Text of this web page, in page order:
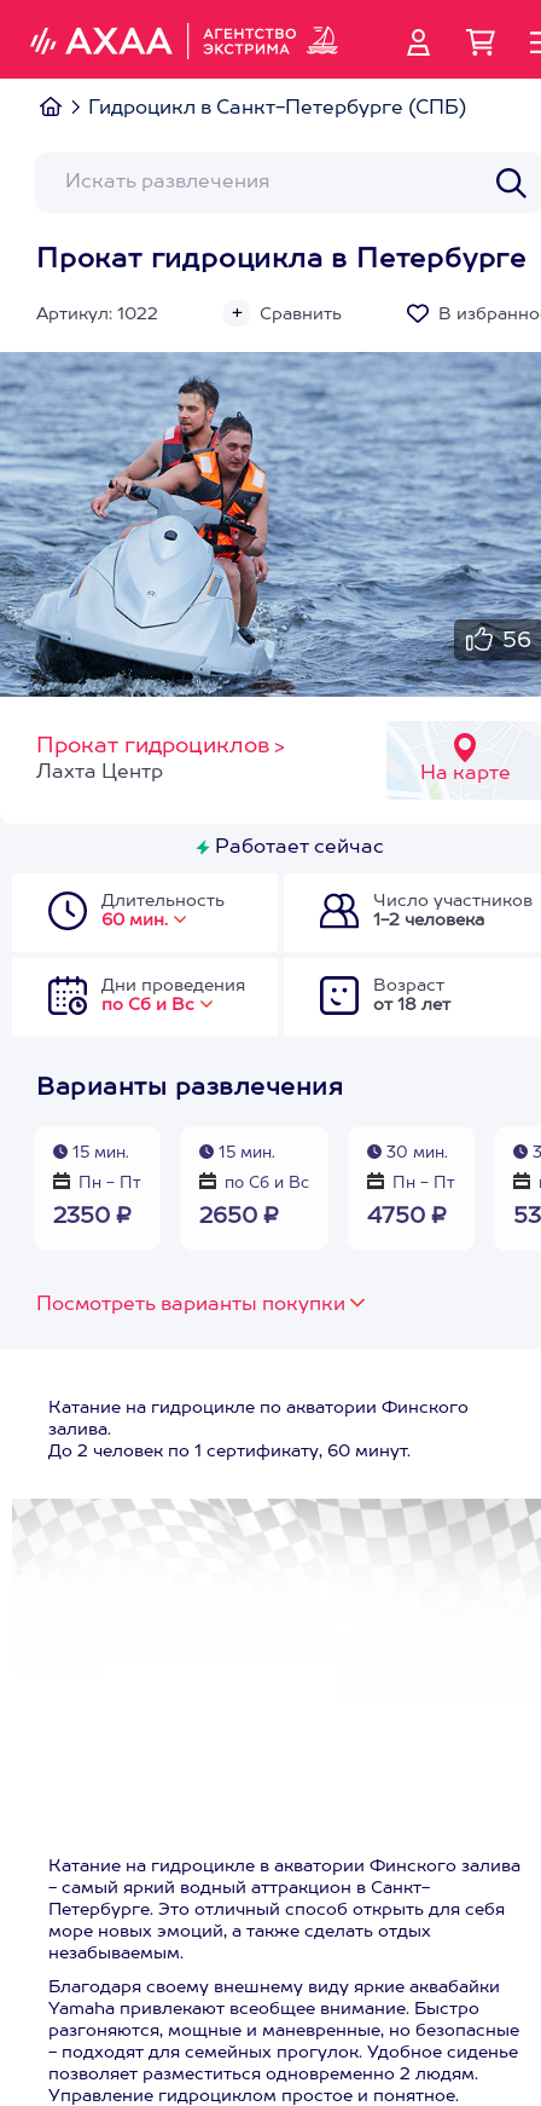
Гидроцикл в Санкт-Петербурге (СПБ)
Прокат гидроцикла в Петербурге
Артикул: 1022 Сравнить В
56
Прокат гидроциклов >
На карте
Лахта Центр
Работает сейчас
Длительность
60 мин.
Число участников
1-2 человека
Дни проведения
по Сб и Вс
Возраст
от 18 лет
Варианты развлечения
15 мин.
Пн - Пт
2350 ₽
15 мин.
по Сб и Вс
2650 ₽
30 мин.
Пн - Пт
4750 ₽
Посмотреть варианты покупки
Катание на гидроцикле по акватории Финского
залива.
До 2 человек по 1 сертификату, 60 минут.
Катание на гидроцикле в акватории Финского залива
- самый яркий водный аттракцион в Санкт-
Петербурге. Это отличный способ открыть для себя
море новых эмоций, а также сделать отдых
незабываемым.
Благодаря своему внешнему виду яркие аквабайки
Yamaha привлекают всеобщее внимание. Быстро
разгоняются, мощные и маневренные, но безопасные
- подходят для семейных прогулок. Удобное сиденье
позволяет разместиться одновременно 2 людям.
Управление гидроциклом простое и понятное.